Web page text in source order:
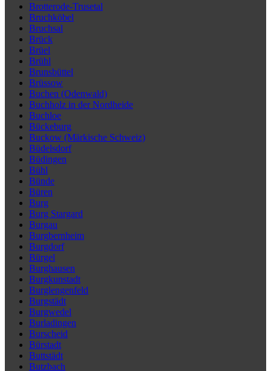
Brotterode-Trusetal
Bruchköbel
Bruchsal
Brück
Brüel
Brühl
Brunsbüttel
Brüssow
Buchen (Odenwald)
Buchholz in der Nordheide
Buchloe
Bückeburg
Buckow (Märkische Schweiz)
Büdelsdorf
Büdingen
Bühl
Bünde
Büren
Burg
Burg Stargard
Burgau
Burgbernheim
Burgdorf
Bürgel
Burghausen
Burgkunstadt
Burglengenfeld
Burgstädt
Burgwedel
Burladingen
Burscheid
Bürstadt
Buttstädt
Butzbach